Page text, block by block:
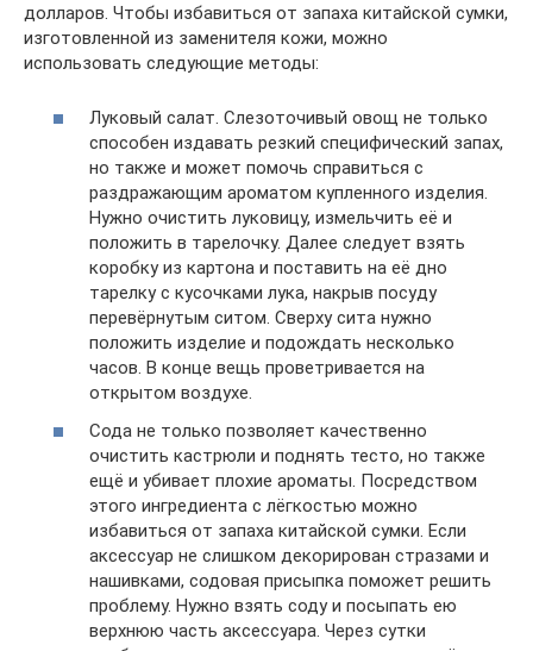
долларов. Чтобы избавиться от запаха китайской сумки,
изготовленной из заменителя кожи, можно
использовать следующие методы:
Луковый салат. Слезоточивый овощ не только
способен издавать резкий специфический запах,
но также и может помочь справиться с
раздражающим ароматом купленного изделия.
Нужно очистить луковицу, измельчить её и
положить в тарелочку. Далее следует взять
коробку из картона и поставить на её дно
тарелку с кусочками лука, накрыв посуду
перевёрнутым ситом. Сверху сита нужно
положить изделие и подождать несколько
часов. В конце вещь проветривается на
открытом воздухе.
Сода не только позволяет качественно
очистить кастрюли и поднять тесто, но также
ещё и убивает плохие ароматы. Посредством
этого ингредиента с лёгкостью можно
избавиться от запаха китайской сумки. Если
аксессуар не слишком декорирован стразами и
нашивками, содовая присыпка поможет решить
проблему. Нужно взять соду и посыпать ею
верхнюю часть аксессуара. Через сутки